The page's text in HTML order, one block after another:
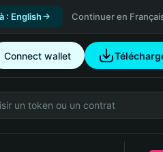
: English Continuer en
Connect wallet